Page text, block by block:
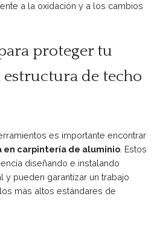
a la oxidación y a los cambios
proteger tu
de techo
es importante encontrar
en carpintería de aluminio . Estos
diseñando e instalando
y pueden garantizar un trabajo
más altos estándares de